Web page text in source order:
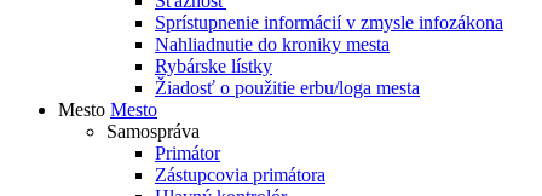
Sprístupnenie informácií v zmysle infozákona
Nahliadnutie do kroniky mesta
Rybárske lístky
Žiadosť o použitie erbu/loga mesta
Mesto Mesto
Samospráva
Primátor
Zástupcovia primátora